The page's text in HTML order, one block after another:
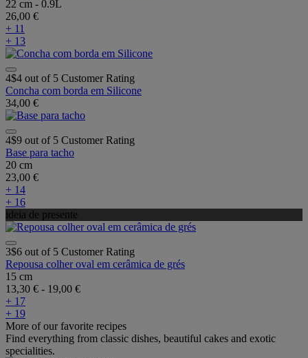
22 cm - 0.9L
26,00 €
+ 11
+ 13
4$4 out of 5 Customer Rating
Concha com borda em Silicone
34,00 €
4$9 out of 5 Customer Rating
Base para tacho
20 cm
23,00 €
+ 14
+ 16
ideia de presente
3$6 out of 5 Customer Rating
Repousa colher oval em cerâmica de grés
15 cm
13,30 € - 19,00 €
+ 17
+ 19
More of our favorite recipes
Find everything from classic dishes, beautiful cakes and exotic
specialities.